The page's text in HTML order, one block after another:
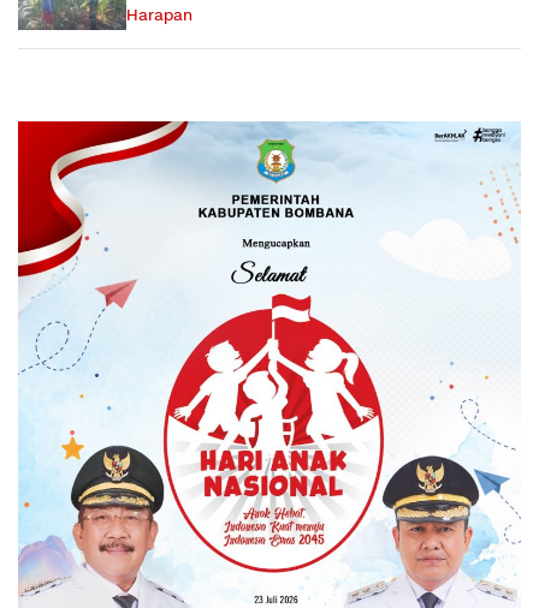
Harapan